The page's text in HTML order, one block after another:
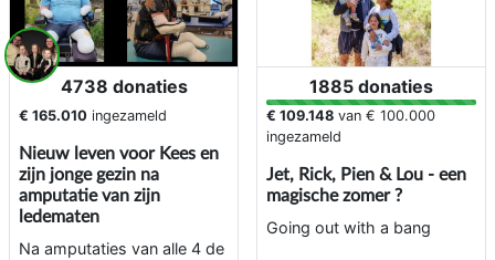
4738 donaties
€ 165.010 ingezameld
Nieuw leven voor Kees en
zijn jonge gezin na
amputatie van zijn
ledematen
Na amputaties van alle 4 de
1885 donaties
€ 109.148 van € 100.000
ingezameld
Jet, Rick, Pien & Lou - een
magische zomer ?
Going out with a bang